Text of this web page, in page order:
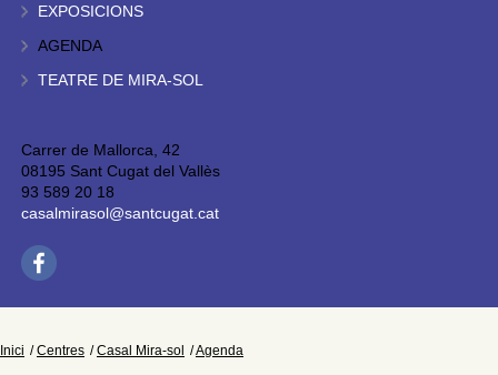
EXPOSICIONS
AGENDA
TEATRE DE MIRA-SOL
Carrer de Mallorca, 42
08195 Sant Cugat del Vallès
93 589 20 18
casalmirasol@santcugat.cat
Inici Centres Casal Mira-sol Agenda